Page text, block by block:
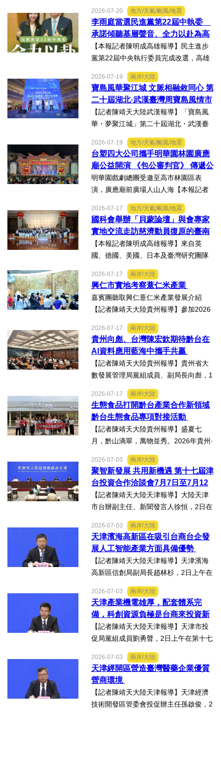
研發長葉耀宗率團隊以「健康一體．精
準未來」為主題參展，展現產學合作夥
伴展示精準健康、生物科...
2026-07-20 地方/天氣/颱風/地震
李雨庭當選民進黨第22屆中執委
承諾傾聽基層聲音、全力以赴為高
雄與台灣努力
【本報記者陳明成高雄報導】民主進步
黨第22屆中央執行委員完成改選，高雄
表示，能夠獲得黨內同志的肯定與支
持，深感榮幸，也肩負更重大的責任，
未來將秉持初心，做好黨與地...
2026-07-19 兩岸/大陸
寶島風華聚江城 文脈相融敘同心 第
二十屆湖北·武漢臺灣周寶島風情市
集暨文化交流之夜在漢溫情上演
【記者陳靖天大陸武漢報導】「寶島風
華・夢聚江城」第二十屆湖北・武漢臺
16日晚上在武漢武商夢時代一樓中庭溫
情上演，歌聲文脈聯結兩地，這場融美
食、文創、歌舞、匠人分享...
2026-07-19 地方/天氣/颱風/地震
台塑四大公司攜手明華園林園廣應
廟公益開演 《包公審判官》 傳遞公
義與自省精神
明華園戲劇總團受邀至高市林園區表
演，廣應廟前廣場人山人海【本報記者
台塑石化等四大公司邀請由當家小生孫
翠鳳領軍的明華園戲劇總團，周末晚在
高雄市林園區廣應廟公益演...
2026-07-17 地方/天氣/颱風/地震
國科會舉辦「貝蒙論壇」與會專家
實地交流走訪慈濟動員復原的臺南
楠西地震及丹娜絲風災區
【本報記者陳明成高雄報導】來自英
國、德國、美國、日本及臺灣研究團隊
科會舉辦的「貝蒙論壇」，實地交流活
動走訪臺南楠西地震及丹娜絲風災區，
慈濟動員資金與萬人次的復原...
2026-07-17 兩岸/大陸
興仁市實地考察薏仁米產業
嘉賓團聽取興仁薏仁米產業發展介紹
【記者陳靖天大陸貴州報導】參加2026
色產業助力鄉村振興對接會的臺灣嘉賓
組團，7月15日，到興仁市實地考察，深
入調研興仁薏仁米...
2026-07-17 兩岸/大陸
貴州向彪、台灣陳宏欽期待黔台在
AI資料應用藍海中攜手共贏
【記者陳靖天大陸貴州報導】貴州省大
數發展管理局黨組成員、副局長向彪，1
作懇談會黔台大數據與人工智能產業對
接會上表示，召開黔台大數據與人工智
能產業對接會，旨在搭建兩...
2026-07-17 兩岸/大陸
生態食品打開黔台產業合作新領域
黔台生態食品專項對接活動
【記者陳靖天大陸貴州報導】盛夏七
月，黔山滴翠，萬物並秀。2026年貴州·
品專項對接活動」於7月13日至16日舉
行。近30名台商代表跨海而來，踏訪貴
州生態食品產業一線，...
2026-07-03 兩岸/大陸
聚智新發展 共用新機遇 第十七屆津
台投資合作洽談會7月7日至7月12
日在天津舉辦
【記者陳靖天大陸天津報導】大陸天津
市台辦副主任、新聞發言人徐恒，2日在
會上表示，津台投資合作洽談會，從200
8年至今已成功舉辦16屆，津台會已成為
兩岸重要的經貿交流合...
2026-07-03 兩岸/大陸
天津濱海高新區在吸引台商台企發
展人工智能產業方面具備優勢
【記者陳靖天大陸天津報導】天津濱海
高新區信創局副局長趙林杉，2日上午在
會上，針對吸引臺商臺企來津發展人工
智能產業方面具備優勢表示，高新區作
為國家自主創新示範區，也...
2026-07-03 兩岸/大陸
天津產業機電雄厚，配套體系完
備，科創資源負極是台商來投資新
業的理想沃土
【記者陳靖天大陸天津報導】天津市投
促局黨組成員劉勇聲，2日上午在第十七
答記者提問關於天津在產業發展方面有
哪些突出優勢，目前台資企業在天津的
融合情況，未來還有哪些...
2026-07-03 兩岸/大陸
天津經開區營造臺灣醫藥企業優質
營商環境
【記者陳靖天大陸天津報導】天津經濟
技術開發區管委會投促辦主任孫啟俊，2